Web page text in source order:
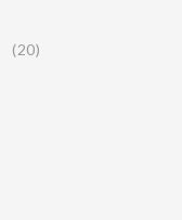
(20)